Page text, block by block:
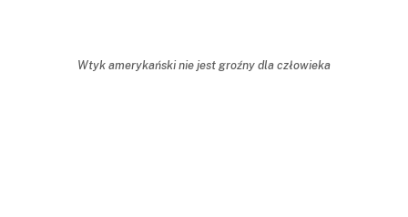
Wtyk amerykański nie jest groźny dla człowieka